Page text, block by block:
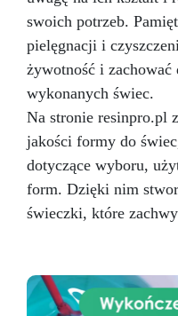
swoich potrzeb.
pielęgnacji i
żywotność i zachować
wykonanych świec.
Na stronie resinpro.pl
jakości formy do
dotyczące wyboru,
form. Dzięki nim
świeczki, które